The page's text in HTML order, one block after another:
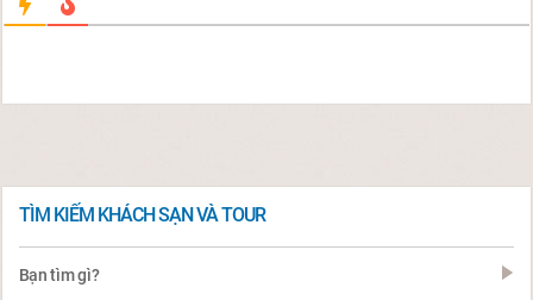
TÌM KIẾM KHÁCH SẠN VÀ TOUR
Bạn tìm gì?